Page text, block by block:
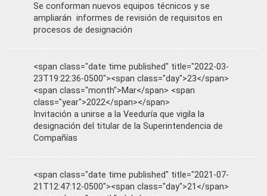
Se conforman nuevos equipos técnicos y se
ampliarán informes de revisión de requisitos en
procesos de designación
<span class="date time published" title="2022-03-
23T19:22:36-0500"><span class="day">23</span>
<span class="month">Mar</span> <span
class="year">2022</span></span>
Invitación a unirse a la Veeduría que vigila la
designación del titular de la Superintendencia de
Compañías
<span class="date time published" title="2021-07-
21T12:47:12-0500"><span class="day">21</span>